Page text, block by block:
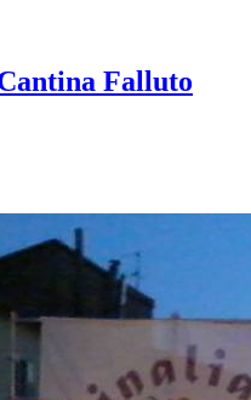
Falluto